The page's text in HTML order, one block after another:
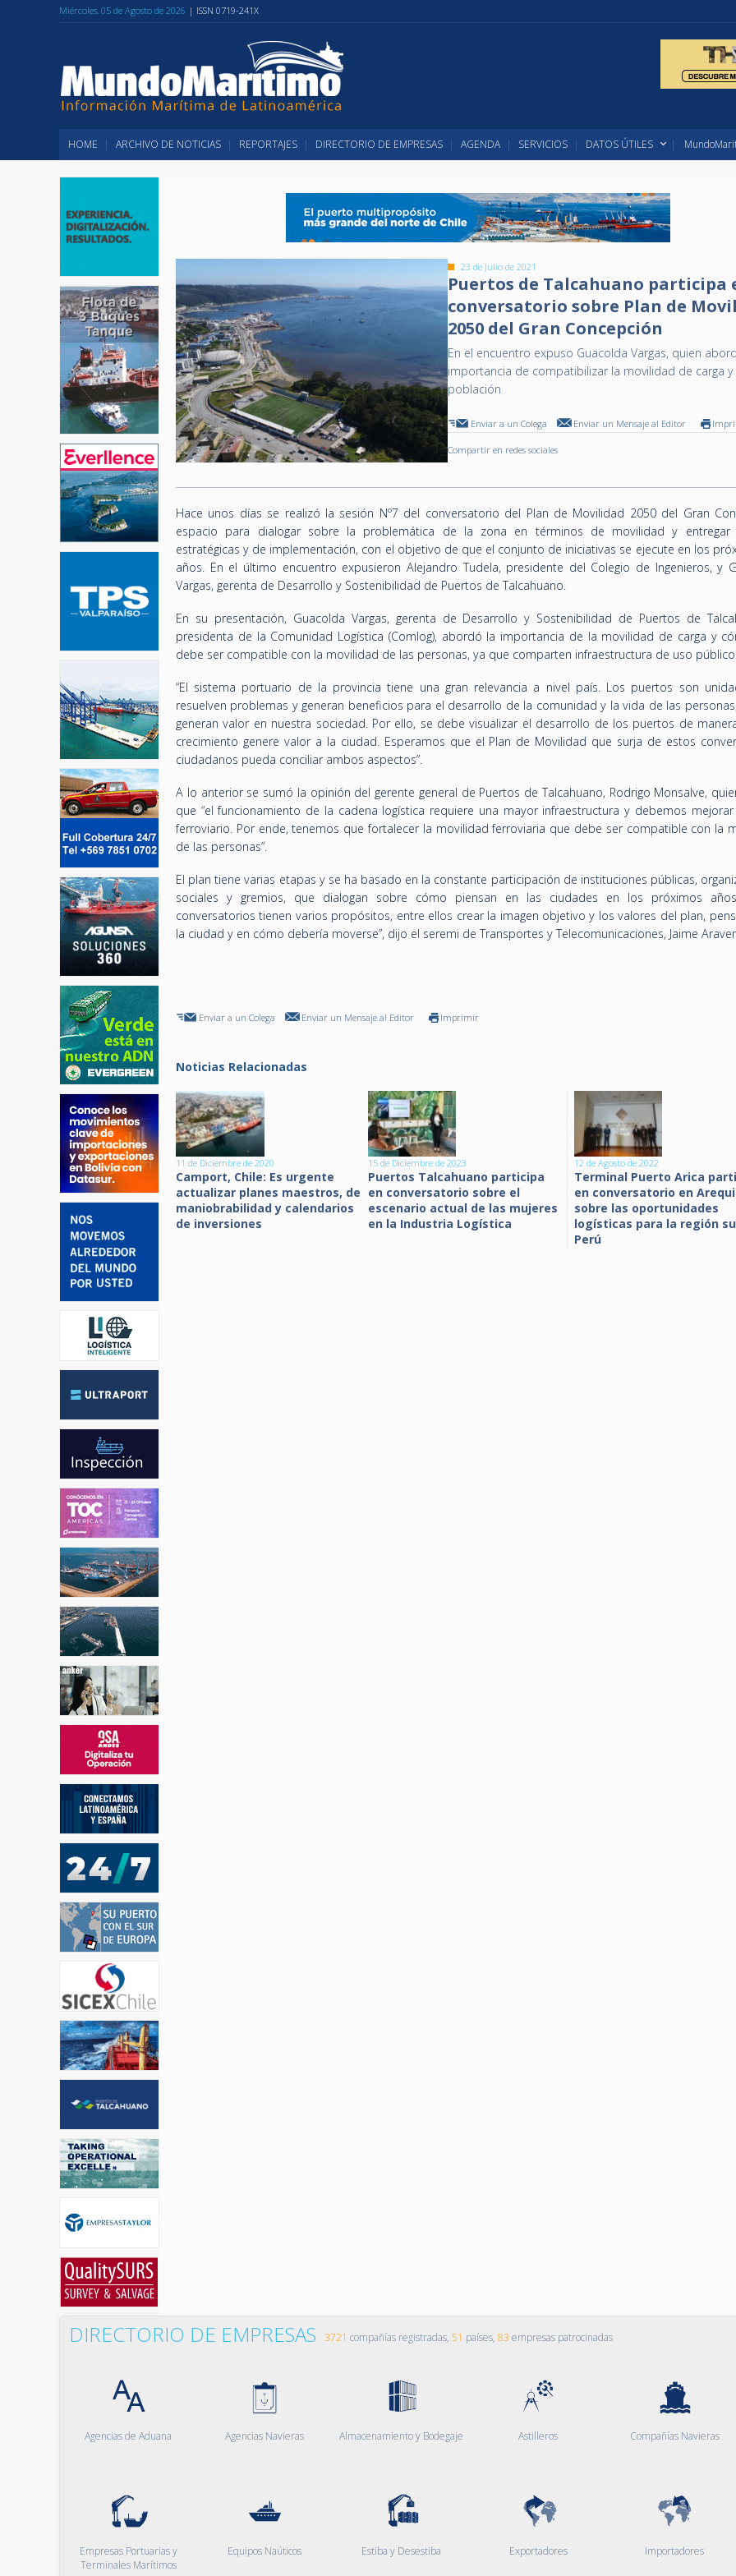
Miércoles, 05 de Agosto de 2026 | ISSN 0719-241X
HOME ARCHIVO DE NOTICIAS REPORTAJES DIRECTORIO DE EMPRESAS AGENDA SERVICIOS DATOS ÚTILES
23 de Julio de 2021
Puertos de Talcahuano participa
conversatorio sobre Plan de
2050 del Gran Concepción
En el encuentro expuso Guacolda Vargas, quien
importancia de compatibilizar la movilidad de carga y
población
Enviar a un Colega Enviar un Mensaje al Editor
Compartir en redes sociales
Hace unos días se realizó la sesión Nº7 del conversatorio del Plan de Movilidad 2050 del Gran
espacio para dialogar sobre la problemática de la zona en términos de movilidad y entregar
estratégicas y de implementación, con el objetivo de que el conjunto de iniciativas se ejecute en los
años. En el último encuentro expusieron Alejandro Tudela, presidente del Colegio de Ingenieros, y
Vargas, gerenta de Desarrollo y Sostenibilidad de Puertos de Talcahuano.
En su presentación, Guacolda Vargas, gerenta de Desarrollo y Sostenibilidad de Puertos de
presidenta de la Comunidad Logística (Comlog), abordó la importancia de la movilidad de carga y
debe ser compatible con la movilidad de las personas, ya que comparten infraestructura de uso
“El sistema portuario de la provincia tiene una gran relevancia a nivel país. Los puertos son
resuelven problemas y generan beneficios para el desarrollo de la comunidad y la vida de las
generan valor en nuestra sociedad. Por ello, se debe visualizar el desarrollo de los puertos de
crecimiento genere valor a la ciudad. Esperamos que el Plan de Movilidad que surja de estos
ciudadanos pueda conciliar ambos aspectos”.
A lo anterior se sumó la opinión del gerente general de Puertos de Talcahuano, Rodrigo Monsalve,
que “el funcionamiento de la cadena logística requiere una mayor infraestructura y debemos
ferroviario. Por ende, tenemos que fortalecer la movilidad ferroviaria que debe ser compatible con la
de las personas”.
El plan tiene varias etapas y se ha basado en la constante participación de instituciones públicas,
sociales y gremios, que dialogan sobre cómo piensan en las ciudades en los próximos
conversatorios tienen varios propósitos, entre ellos crear la imagen objetivo y los valores del plan,
la ciudad y en cómo debería moverse”, dijo el seremi de Transportes y Telecomunicaciones, Jaime
Enviar a un Colega Enviar un Mensaje al Editor Imprimir
Noticias Relacionadas
11 de Diciembre de 2020
Camport, Chile: Es urgente
actualizar planes maestros, de
maniobrabilidad y calendarios
de inversiones
15 de Diciembre de 2023
Puertos Talcahuano participa
en conversatorio sobre el
escenario actual de las mujeres
en la Industria Logística
12 de Agosto de 2022
Terminal Puerto Arica
en conversatorio en
sobre las oportunidades
logísticas para la región
Perú
DIRECTORIO DE EMPRESAS 3721 compañías registradas, 51 países, 83 empresas patrocinadas
Agencias de Aduana Agencias Navieras Almacenamiento y Bodegaje Astilleros Compañías Navieras
Empresas Portuarias y
Terminales Marítimos
Equipos Naúticos Estiba y Desestiba Exportadores Importadores